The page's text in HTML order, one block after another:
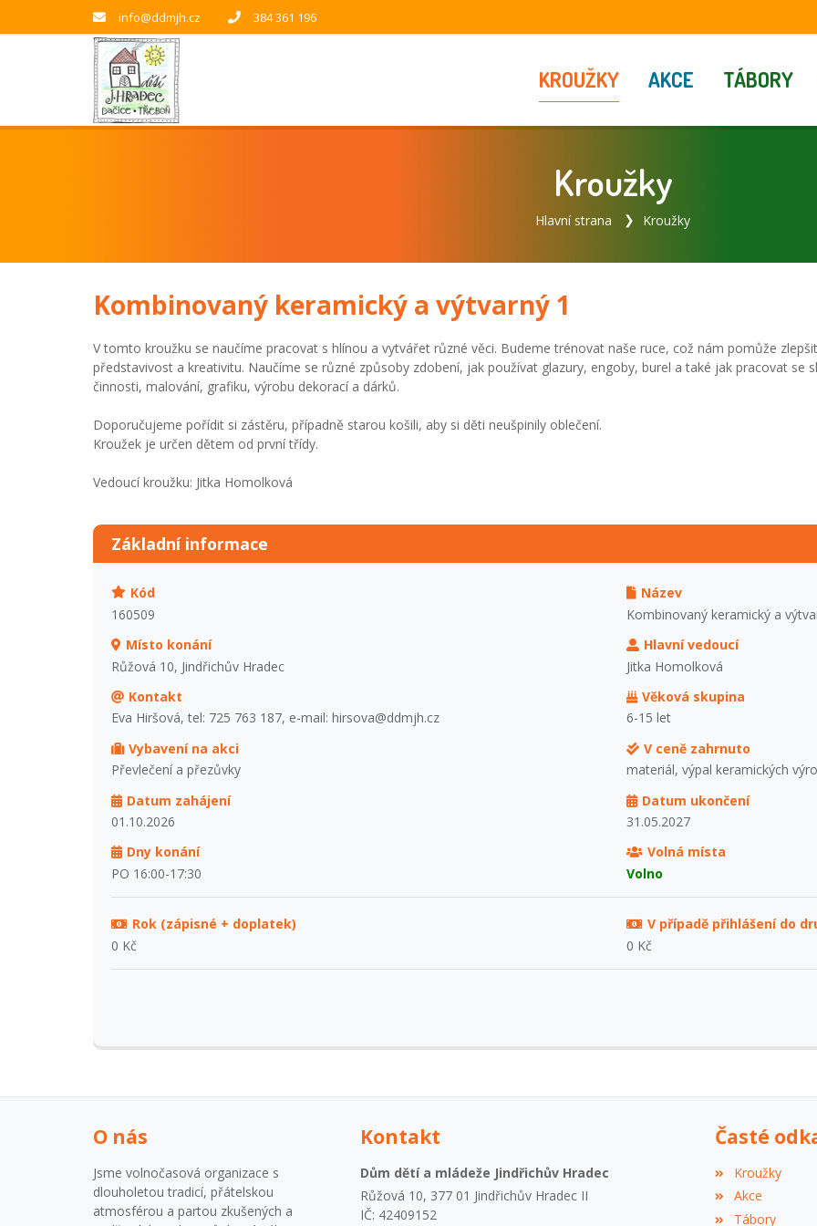
info@ddmjh.cz 384 361 196
KROUŽKY AKCE TÁBORY
Kroužky
Hlavní strana Kroužky
Kombinovaný keramický a výtvarný 1
V tomto kroužku se naučíme pracovat s hlínou a vytvářet různé věci. Budeme trénovat naše ruce, což nám pomůže
představivost a kreativitu. Naučíme se různé způsoby zdobení, jak používat glazury, engoby, burel a také jak pracovat se
činnosti, malování, grafiku, výrobu dekorací a dárků.
Doporučujeme pořídit si zástěru, případně starou košili, aby si děti neušpinily oblečení.
Kroužek je určen dětem od první třídy.
Vedoucí kroužku: Jitka Homolková
Základní informace
Kód
160509
Název
Kombinovaný keramický a
Místo konání
Růžová 10, Jindřichův Hradec
Hlavní vedoucí
Jitka Homolková
Kontakt
Eva Hiršová, tel: 725 763 187, e-mail: hirsova@ddmjh.cz
Věková skupina
6-15 let
Vybavení na akci
Převlečení a přezůvky
V ceně zahrnuto
materiál, výpal keramických
Datum zahájení
01.10.2026
Datum ukončení
31.05.2027
Dny konání
PO 16:00-17:30
Volná místa
Volno
Rok (zápisné + doplatek)
0 Kč
V případě přihlášení do
0 Kč
O nás
Jsme volnočasová organizace s
dlouholetou tradicí, přátelskou
atmosférou a partou zkušených a
Kontakt
Dům dětí a mládeže Jindřichův Hradec
Růžová 10, 377 01 Jindřichův Hradec II
IČ: 42409152
Časté
Kroužky
Akce
Tábory